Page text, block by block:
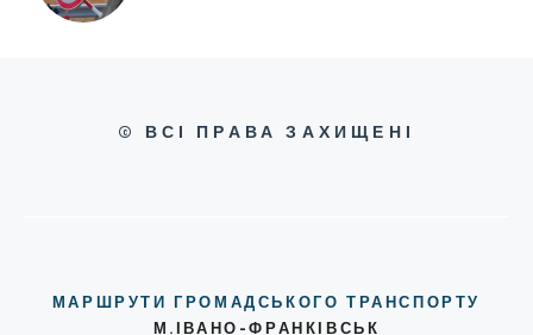
© ВСІ ПРАВА ЗАХИЩЕНІ
МАРШРУТИ ГРОМАДСЬКОГО ТРАНСПОРТУ
М.ІВАНО-ФРАНКІВСЬК